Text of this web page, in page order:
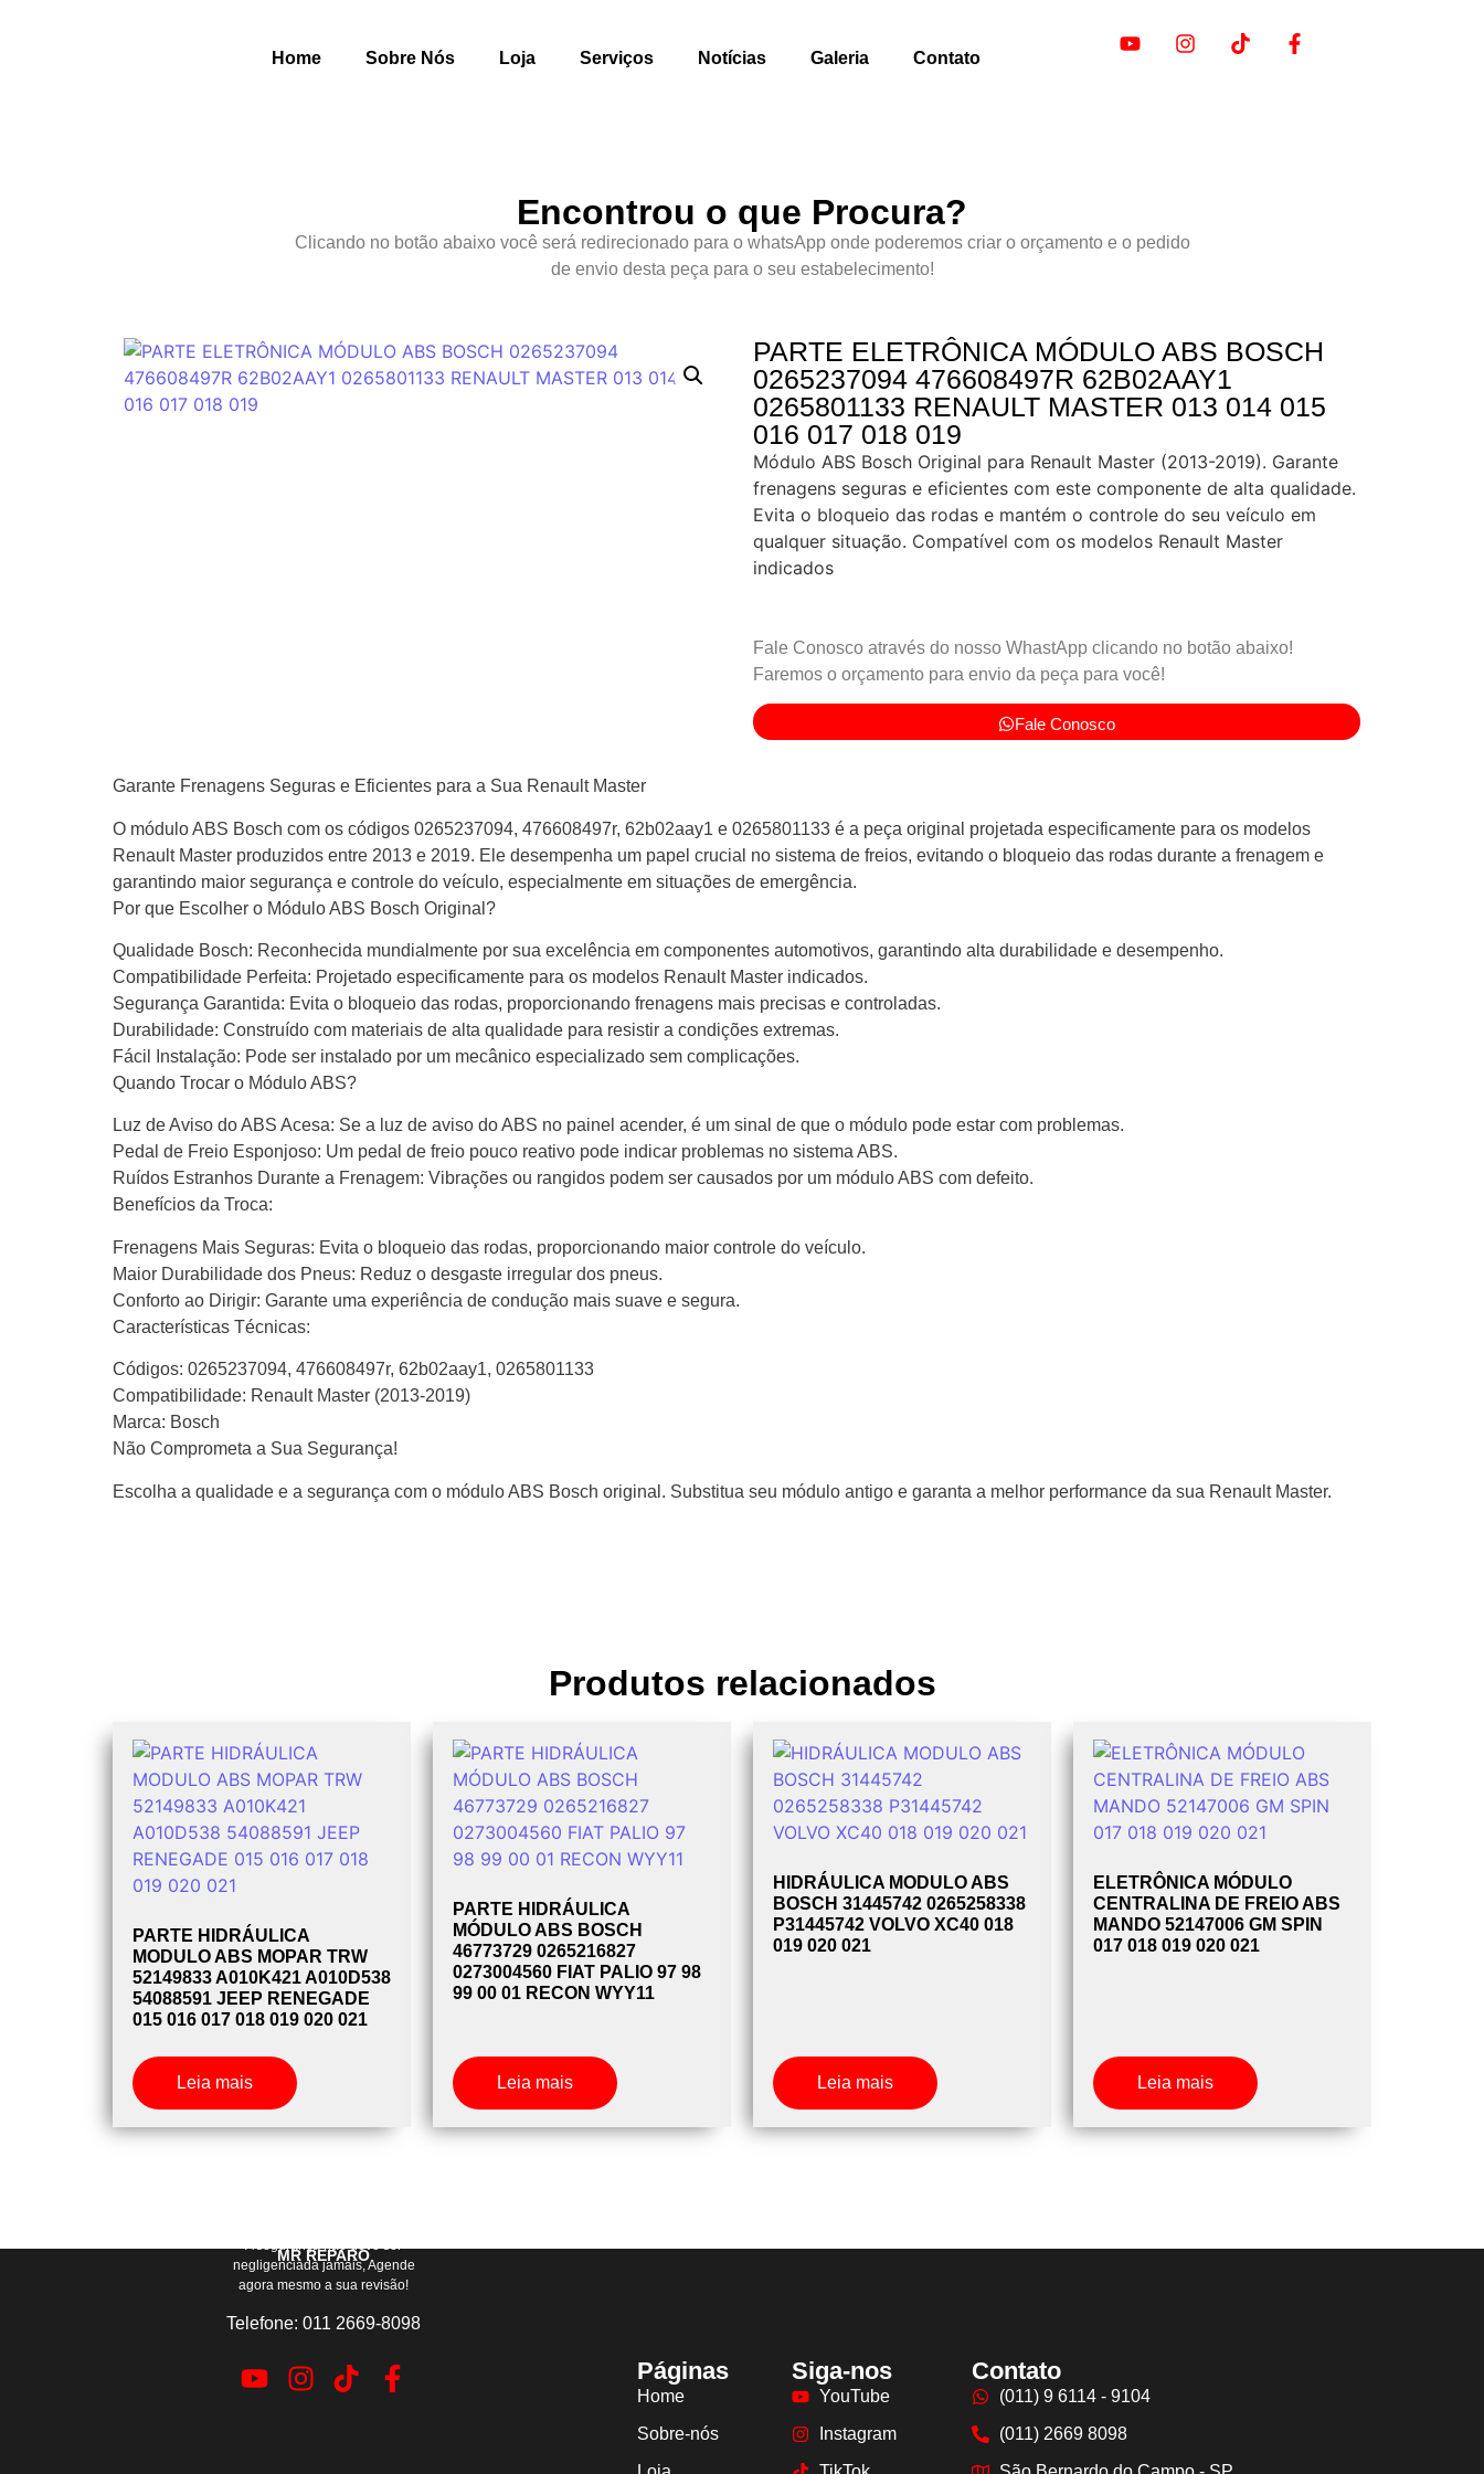
Home Sobre Nós Loja Serviços Notícias Galeria Contato
Encontrou o que Procura?
Clicando no botão abaixo você será redirecionado para o whatsApp onde poderemos criar o orçamento e o pedido
de envio desta peça para o seu estabelecimento!
PARTE ELETRÔNICA MÓDULO ABS BOSCH
0265237094 476608497R 62B02AAY1
0265801133 RENAULT MASTER 013 014 015
016 017 018 019
Módulo ABS Bosch Original para Renault Master (2013-2019). Garante
frenagens seguras e eficientes com este componente de alta qualidade.
Evita o bloqueio das rodas e mantém o controle do seu veículo em
qualquer situação. Compatível com os modelos Renault Master
indicados
Fale Conosco através do nosso WhastApp clicando no botão abaixo!
Faremos o orçamento para envio da peça para você!
Fale Conosco
Garante Frenagens Seguras e Eficientes para a Sua Renault Master
O módulo ABS Bosch com os códigos 0265237094, 476608497r, 62b02aay1 e 0265801133 é a peça original projetada especificamente para os modelos
Renault Master produzidos entre 2013 e 2019. Ele desempenha um papel crucial no sistema de freios, evitando o bloqueio das rodas durante a frenagem e
garantindo maior segurança e controle do veículo, especialmente em situações de emergência.
Por que Escolher o Módulo ABS Bosch Original?
Qualidade Bosch: Reconhecida mundialmente por sua excelência em componentes automotivos, garantindo alta durabilidade e desempenho.
Compatibilidade Perfeita: Projetado especificamente para os modelos Renault Master indicados.
Segurança Garantida: Evita o bloqueio das rodas, proporcionando frenagens mais precisas e controladas.
Durabilidade: Construído com materiais de alta qualidade para resistir a condições extremas.
Fácil Instalação: Pode ser instalado por um mecânico especializado sem complicações.
Quando Trocar o Módulo ABS?
Luz de Aviso do ABS Acesa: Se a luz de aviso do ABS no painel acender, é um sinal de que o módulo pode estar com problemas.
Pedal de Freio Esponjoso: Um pedal de freio pouco reativo pode indicar problemas no sistema ABS.
Ruídos Estranhos Durante a Frenagem: Vibrações ou rangidos podem ser causados por um módulo ABS com defeito.
Benefícios da Troca:
Frenagens Mais Seguras: Evita o bloqueio das rodas, proporcionando maior controle do veículo.
Maior Durabilidade dos Pneus: Reduz o desgaste irregular dos pneus.
Conforto ao Dirigir: Garante uma experiência de condução mais suave e segura.
Características Técnicas:
Códigos: 0265237094, 476608497r, 62b02aay1, 0265801133
Compatibilidade: Renault Master (2013-2019)
Marca: Bosch
Não Comprometa a Sua Segurança!
Escolha a qualidade e a segurança com o módulo ABS Bosch original. Substitua seu módulo antigo e garanta a melhor performance da sua Renault Master.
Produtos relacionados
PARTE HIDRÁULICA
MODULO ABS MOPAR TRW
52149833 A010K421 A010D538
54088591 JEEP RENEGADE
015 016 017 018 019 020 021
Leia mais
PARTE HIDRÁULICA
MÓDULO ABS BOSCH
46773729 0265216827
0273004560 FIAT PALIO 97 98
99 00 01 RECON WYY11
Leia mais
HIDRÁULICA MODULO ABS
BOSCH 31445742 0265258338
P31445742 VOLVO XC40 018
019 020 021
Leia mais
ELETRÔNICA MÓDULO
CENTRALINA DE FREIO ABS
MANDO 52147006 GM SPIN
017 018 019 020 021
Leia mais
MR REPARO
A segurança não deve ser
negligenciada jamais, Agende
agora mesmo a sua revisão!
Telefone: 011 2669-8098
Páginas
Home
Sobre-nós
Siga-nos
YouTube
Instagram
Contato
(011) 9 6114 - 9104
(011) 2669 8098